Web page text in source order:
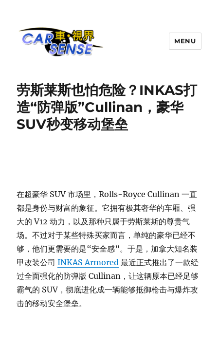
MENU
劳斯莱斯也怕危险？INKAS打
造“防弹版”Cullinan，豪华
SUV秒变移动堡垒
在超豪华 SUV 市场里，Rolls-Royce Cullinan 一直
都是身份与财富的象征。它拥有极其奢华的车厢、强
大的 V12 动力，以及那种只属于劳斯莱斯的尊贵气
场。不过对于某些特殊买家而言，单纯的豪华已经不
够，他们更需要的是“安全感”。于是，加拿大知名装
甲改装公司INKAS Armored 最近正式推出了一款经
过全面强化的防弹版 Cullinan，让这辆原本已经足够
霸气的 SUV，彻底进化成一辆能够抵御枪击与爆炸攻
击的移动安全堡垒。